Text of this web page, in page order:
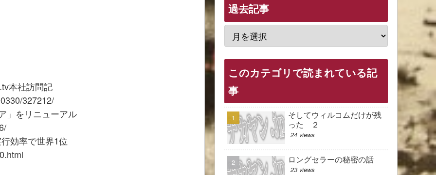
本社訪問記
327212/
」をリニューアル
効率で世界1位
過去記事
このカテゴリで読まれている記
事
そしてウィルコムだけが残
った ２
24 views
ロングセラーの秘密の話
23 views